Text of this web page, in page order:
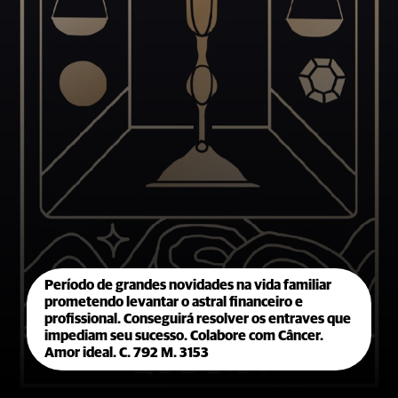
Período de grandes novidades na vida familiar
prometendo levantar o astral financeiro e
profissional. Conseguirá resolver os entraves que
impediam seu sucesso. Colabore com Câncer.
Amor ideal. C. 792 M. 3153